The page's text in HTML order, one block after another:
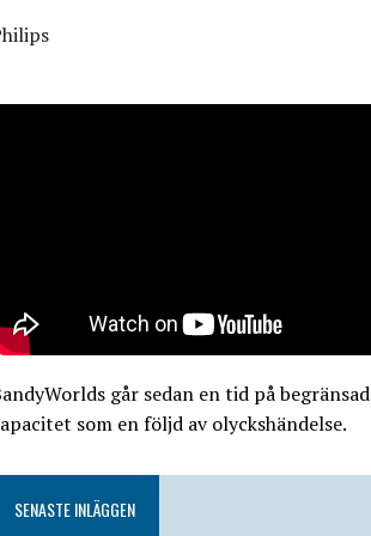
går sedan en tid på begränsad
som en följd av olyckshändelse.
SENASTE INLÄGGEN